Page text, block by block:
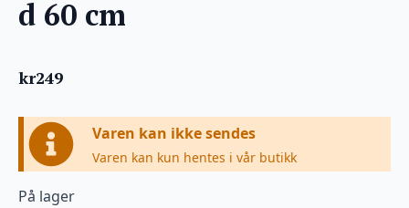
d 60 cm
kr249
Varen kan ikke sendes
Varen kan kun hentes i vår butikk
På lager